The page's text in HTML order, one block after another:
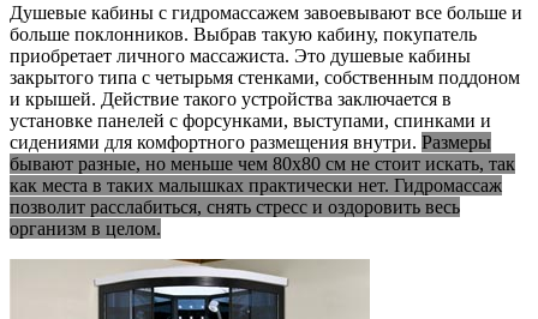
Душевые кабины с гидромассажем завоевывают все больше и
больше поклонников. Выбрав такую кабину, покупатель
приобретает личного массажиста. Это душевые кабины
закрытого типа с четырьмя стенками, собственным поддоном
и крышей. Действие такого устройства заключается в
установке панелей с форсунками, выступами, спинками и
сидениями для комфортного размещения внутри. Размеры
бывают разные, но меньше чем 80х80 см не стоит искать, так
как места в таких малышках практически нет. Гидромассаж
позволит расслабиться, снять стресс и оздоровить весь
организм в целом.